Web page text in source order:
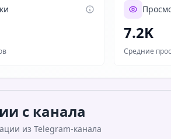
7.2K
Средние
с канала
из Telegram-канала